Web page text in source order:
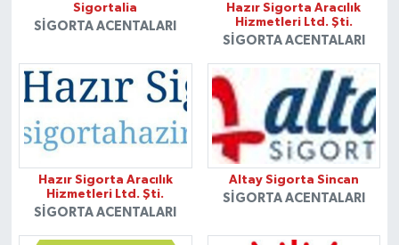
Sigortalia
SIGORTA ACENTALARI
Hazır Sigorta Aracılık
Hizmetleri Ltd. Şti.
SIGORTA ACENTALARI
Hazır Sigorta Aracılık
Hizmetleri Ltd. Şti.
SIGORTA ACENTALARI
Altay Sigorta Sincan
SIGORTA ACENTALARI